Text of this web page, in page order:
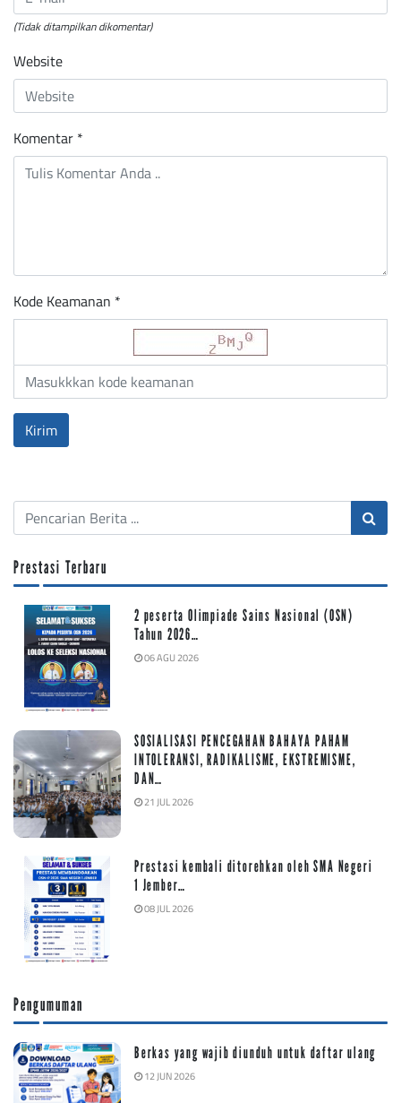
(Tidak ditampilkan dikomentar)
Website
Komentar *
Kode Keamanan *
Prestasi Terbaru
2 peserta Olimpiade Sains Nasional (OSN)
Tahun 2026…
06 AGU 2026
SOSIALISASI PENCEGAHAN BAHAYA PAHAM
INTOLERANSI, RADIKALISME, EKSTREMISME,
DAN…
21 JUL 2026
Prestasi kembali ditorehkan oleh SMA Negeri
1 Jember…
08 JUL 2026
Pengumuman
Berkas yang wajib diunduh untuk daftar ulang
12 JUN 2026